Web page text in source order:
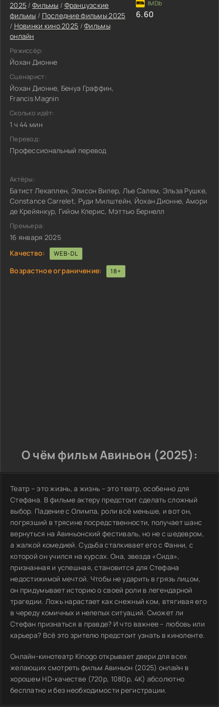
2025 / Фильмы / Французские
фильмы / Последние фильмы 2025
/ Новинки кино 2025 /Фильмы
онлайн
Режиссёр:
Йохан Дионне
Сценарист:
Йохан Дионне, Бенуа Граффин,
Francis Magnin
Сколько идёт:
1 ч 44 мин
Перевод:
Профессиональный перевод
6.60
Актёры:
Батист Лекаплен, Элисон Вилер, Лье Салем, Эльза Рушке,
Constance Carrelet, Руди Милштейн, Йохан Дионне, Амори
де Крейянкур, Гийом Клерис, Мэттью Бернелл
Премьера:
16 января 2025
Качество:
WEB-DL
Возрастное ограничение: 18+
О чём фильм Авиньон (2025):
Театр – это жизнь, а жизнь – это театр, особенно для
Стефана. В фильме актеру предстоит сделать сложный
выбор. Падение с Олимпа, роли всё меньше, и вот он,
погрязший в трясине посредственности, получает шанс
вернуться на Авиньонский фестиваль, но не с шедевром,
а жалкой комедией. Судьба сталкивает его с Фанни, с
которой он учился на курсах. Она, звезда «Сида»,
признанная и успешная, становится для Стефана
недостижимой мечтой. Чтобы не ударить в грязь лицом,
он придумывает историю о своей роли в легендарной
трагедии. Ложь нарастает как снежный ком, втягивая его
в череду комичных и нелепых ситуаций. Сможет ли
Стефан признаться в правде? И что важнее – любовь или
карьера? Всё это зрителю предстоит узнать в киноленте.
Онлайн-кинотеатр Kinogo открывает двери для всех
желающих смотреть фильм Авиньон (2025) онлайн в
хорошем HD-качестве (720p, 1080p, 4K) абсолютно
бесплатно и без необходимости регистрации.